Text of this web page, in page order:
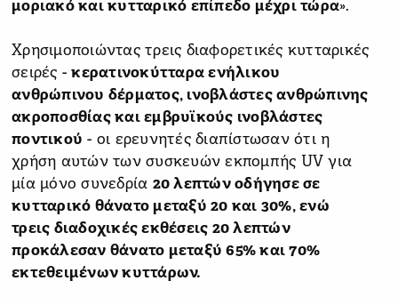
μοριακό και κυτταρικό επίπεδο μέχρι τώρα».
Χρησιμοποιώντας τρεις διαφορετικές κυτταρικές
σειρές -κερατινοκύτταρα ενήλικου
ανθρώπινου δέρματος, ινοβλάστες ανθρώπινης
ακροποσθίας και εμβρυϊκούς ινοβλάστες
ποντικού - οι ερευνητές διαπίστωσαν ότι η
χρήση αυτών των συσκευών εκπομπής UV για
μία μόνο συνεδρία 20 λεπτών οδήγησε σε
κυτταρικό θάνατο μεταξύ 20 και 30%, ενώ
τρεις διαδοχικές εκθέσεις 20 λεπτών
προκάλεσαν θάνατο μεταξύ 65% και 70%
εκτεθειμένων κυττάρων.